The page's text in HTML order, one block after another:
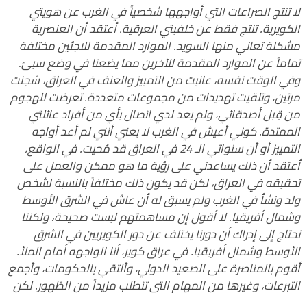
لا تنتج الصراعات التي أواجهها شخصياً في الغرب عن هويتي
الكويرية. تنتج فقط عن خلفيتي العرقية. أعتقد أن العنصرية
مشكلة تعاني منها السويد. الموارد المقدمة للاجئين مختلفة
تماماً عن الموارد المقدمة للآخرين مما يضعنا في وضع سيئ.
وفي الوقت نفسه، عانيت من التمييز والعنف في العراق، سُجنت
مرتين، وتلقيت تهديدات من مجموعات متعددة.تعرضت للهجوم
من قِبل أصدقائي، ولم يعد لدي اتصال بأي من أفراد عائلتي
الممتدة.كوني أعيش في الغرب لا يعني أنني لم أعد أواجه
التمييز أو أن سنواتي الـ 24 في العراق قد مُحيت. في الواقع،
أعتقد أن ذلك يساعدني على رؤية ما هو ممكن والعمل على
تحقيقه في العراق، لكن قد يكون ذلك مختلفاً بالنسبة لشخص
ولد ونشأ في الغرب ولم يسبق له أن عاش في الشرق الأوسط
وشمال أفريقيا. لا أقول إن مساهمتهم ليست صحيحة، ولكننا
نحتاج إلى إدراك أن دورنا يختلف عن دور الكويريين في الشرق
الأوسط وشمال أفريقيا. فيعراق كوير، أنا الواجهه أمام الملأ.
أقوم بالمناصرة على الصعيد الدولي، وألتقي بالحكومات، وأجمع
التبرعات، وغيرها من المهام التي تتطلب مزيداً من الظهور. لكن